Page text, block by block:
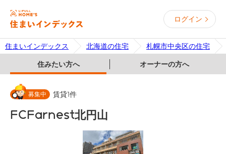
ログイン
住まいインデックス 北海道の住宅 札幌市中央区の住宅
住みたい方へ オーナーの方へ
募集中 賃貸1件
FCFarnest北円山